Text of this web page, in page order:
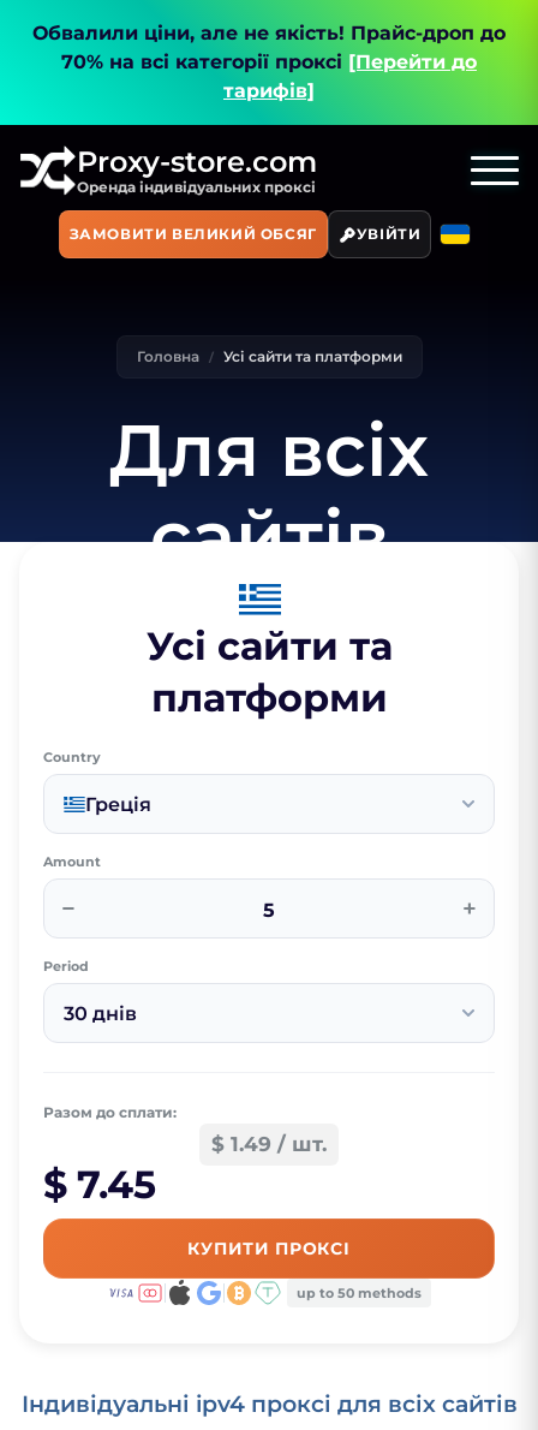
Обвалили ціни, але не якість! Прайс-дроп до
70% на всі категорії проксі [Перейти до
тарифів]
Proxy-store.com
Оренда індивідуальних проксі
ЗАМОВИТИ ВЕЛИКИЙ ОБСЯГ УВІЙТИ
Головна Усі сайти та платформи
Для всіх
сайтів
Усі сайти та
платформи
Country
Греція
Amount
− +
Period
30 днів
Разом до сплати:
$ 1.49 / шт.
$ 7.45
КУПИТИ ПРОКСІ
up to 50 methods
Індивідуальні ipv4 проксі для всіх сайтів